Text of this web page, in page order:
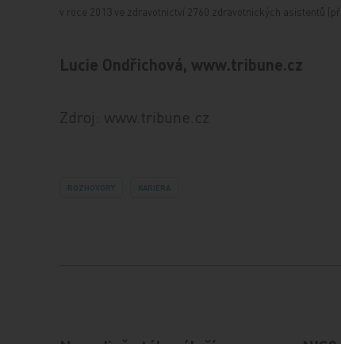
v roce 2013 ve zdravotnictví 2760 zdravotnických asistentů
Lucie Ondřichová, www.tribune.cz
Zdroj: www.tribune.cz
ROZHOVORY KARIÉRA